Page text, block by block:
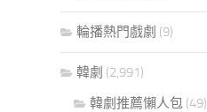
輪播熱門戲劇 (9)
韓劇 (2,991)
韓劇推薦懶人包 (49)